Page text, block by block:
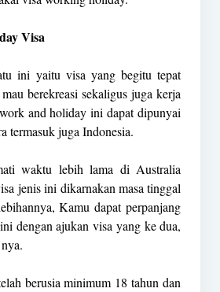
Visa
ini yaitu visa yang begitu tepat
berekreasi sekaligus juga kerja
and holiday ini dapat dipunyai
termasuk juga Indonesia.
waktu lebih lama di Australia
jenis ini dikarnakan masa tinggal
Kamu dapat perpanjang
dengan ajukan visa yang ke dua,
berusia minimum 18 tahun dan